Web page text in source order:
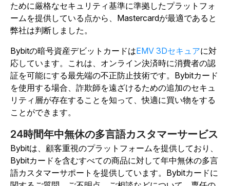
ために厳格なセキュリティ基準に準拠したプラットフォ
ームを提供している点から、Mastercardが最適であると
弊社は判断しました。
Bybitの暗号資産デビットカードはEMV 3Dセキュアに対
応しています。これは、オンライン決済時に消費者の認
証を可能にする最先端の不正防止技術です。Bybitカード
を使用する場合、詐欺師を遠ざけるための追加のセキュ
リティ層が存在することを知って、快適に買い物をする
ことができます。
24時間年中無休の多言語カスタマーサービス
Bybitは、顧客重視のプラットフォームを提供しており、
Bybitカードを含むすべての商品に対して年中無休の多言
語カスタマーサポートを提供しています。Bybitカードに